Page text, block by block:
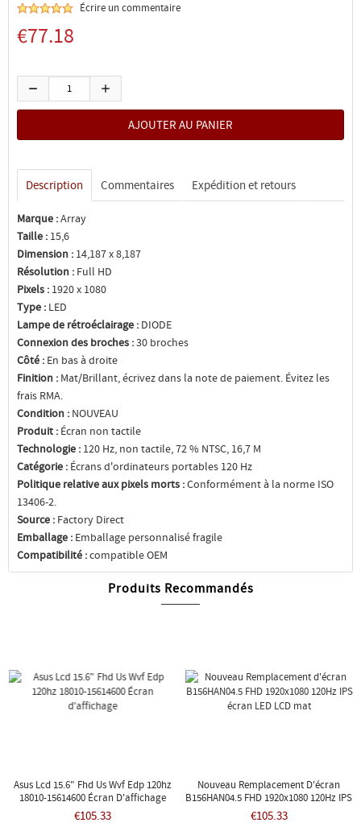
Écrire un commentaire
€77.18
Description Commentaires Expédition et retours
Marque :Array
Taille : 15,6
Dimension : 14,187 x 8,187
Résolution : Full HD
Pixels : 1920 x 1080
Type : LED
Lampe de rétroéclairage : DIODE
Connexion des broches :30 broches
Côté : En bas à droite
Finition : Mat/Brillant, écrivez dans la note de paiement. Évitez les
frais RMA.
Condition : NOUVEAU
Produit : Écran non tactile
Technologie : 120 Hz, non tactile, 72 % NTSC, 16,7 M
Catégorie : Écrans d'ordinateurs portables 120 Hz
Politique relative aux pixels morts :Conformément à la norme ISO
13406-2.
Source : Factory Direct
Emballage : Emballage personnalisé fragile
Compatibilité :compatible OEM
Produits Recommandés
Asus Lcd 15.6" Fhd Us Wvf Edp 120hz
18010-15614600 Écran D'affichage
€105.33
Nouveau Remplacement D'écran
B156HAN04.5 FHD 1920x1080 120Hz IPS
Écran LED LCD Mat
€105.33